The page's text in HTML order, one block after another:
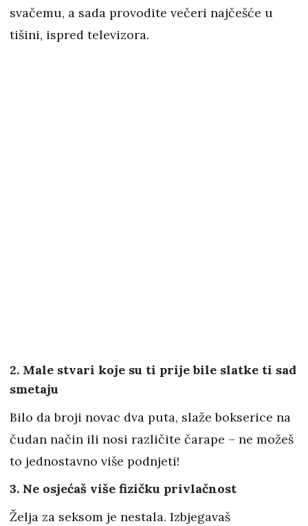
svačemu, a sada provodite večeri najčešće u
tišini, ispred televizora.
2. Male stvari koje su ti prije bile slatke ti sad
smetaju
Bilo da broji novac dva puta, slaže bokserice na
čudan način ili nosi različite čarape – ne možeš
to jednostavno više podnjeti!
3. Ne osjećaš više fizičku privlačnost
Želja za seksom je nestala. Izbjegavaš